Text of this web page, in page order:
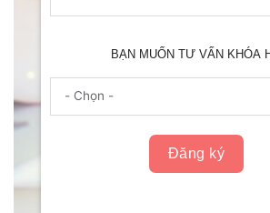
BẠN MUỐN TƯ VẤN KHÓA
Đăng ký